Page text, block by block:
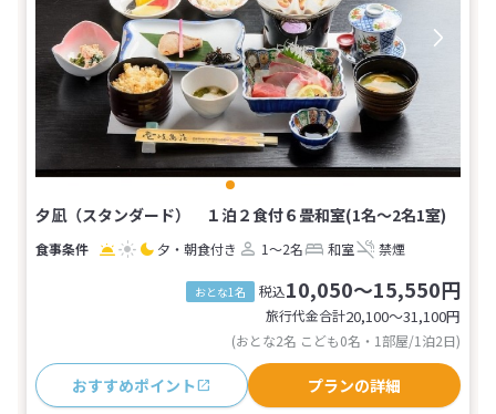
夕凪（スタンダード） １泊２食付６畳和室(1名～2名1室)
夕・朝食付き 1～2名 和室 禁煙
おとな1名 税込10,050～15,550円
旅行代金合計20,100〜31,100円
(おとな2名 こども0名・1部屋/1泊2日)
おすすめポイント プランの詳細